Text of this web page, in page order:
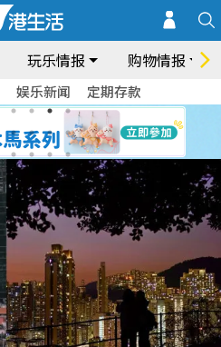
玩乐情报 购物情报
娱乐新闻 定期存款